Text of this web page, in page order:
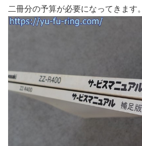
二冊分の予算が必要になってきます。